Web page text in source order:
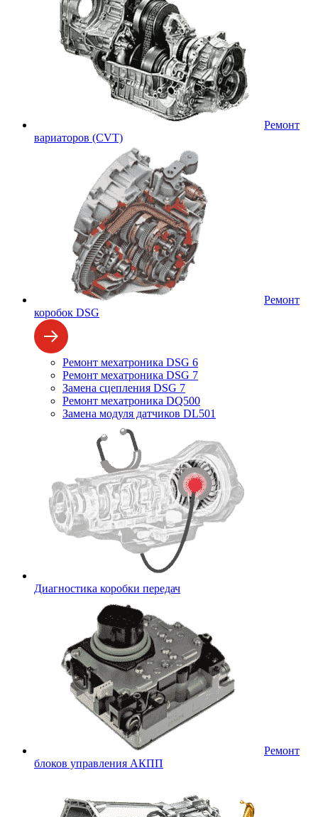
Ремонт
вариаторов (CVT)
Ремонт
коробок DSG
Ремонт мехатроника DSG 6
Ремонт мехатроника DSG 7
Замена сцепления DSG 7
Ремонт мехатроника DQ500
Замена модуля датчиков DL501
Диагностика коробки передач
Ремонт
блоков управления АКПП